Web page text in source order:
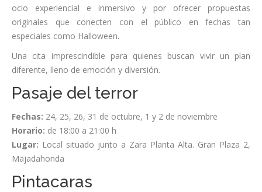
ocio experiencial e inmersivo y por ofrecer propuestas
originales que conecten con el público en fechas tan
especiales como Halloween.
Una cita imprescindible para quienes buscan vivir un plan
diferente, lleno de emoción y diversión.
Pasaje del terror
Fechas: 24, 25, 26, 31 de octubre, 1 y 2 de noviembre
Horario: de 18:00 a 21:00 h
Lugar: Local situado junto a Zara Planta Alta. Gran Plaza 2,
Majadahonda
Pintacaras